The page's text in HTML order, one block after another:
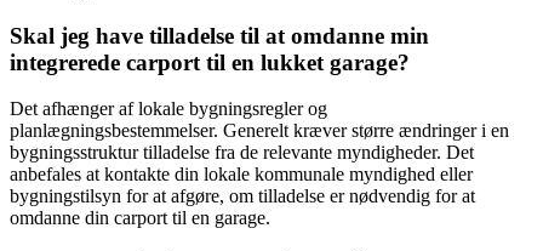
Skal jeg have tilladelse til at omdanne min
integrerede carport til en lukket garage?
Det afhænger af lokale bygningsregler og
planlægningsbestemmelser. Generelt kræver større ændringer i en
bygningsstruktur tilladelse fra de relevante myndigheder. Det
anbefales at kontakte din lokale kommunale myndighed eller
bygningstilsyn for at afgøre, om tilladelse er nødvendig for at
omdanne din carport til en garage.